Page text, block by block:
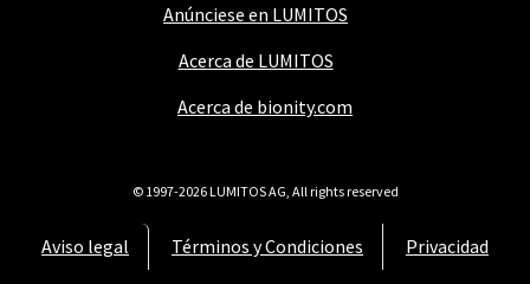
Anúnciese en LUMITOS
Acerca de LUMITOS
Acerca de bionity.com
Aviso legal Términos y Condiciones Privacidad
© 1997-2026 LUMITOS AG, All rights reserved